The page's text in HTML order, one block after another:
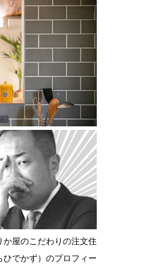
屋のこだわりの注文住
でかず）のプロフィー